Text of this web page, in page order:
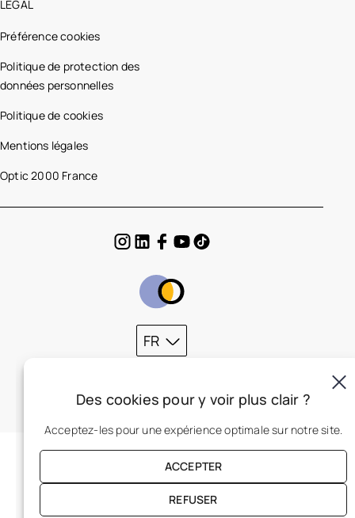
LÉGAL
Préférence cookies
Politique de protection des
données personnelles
Politique de cookies
Mentions légales
Optic 2000 France
FR
Des cookies pour y voir plus clair ?
Acceptez-les pour une expérience optimale sur notre site.
ACCEPTER
REFUSER